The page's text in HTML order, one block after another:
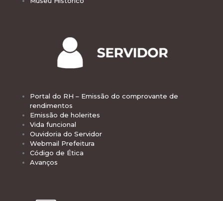
Portal do RH – Emissão do comprovante de
rendimentos
Emissão de holerites
Vida funcional
Ouvidoria do Servidor
Webmail Prefeitura
Código de Ética
Avanços